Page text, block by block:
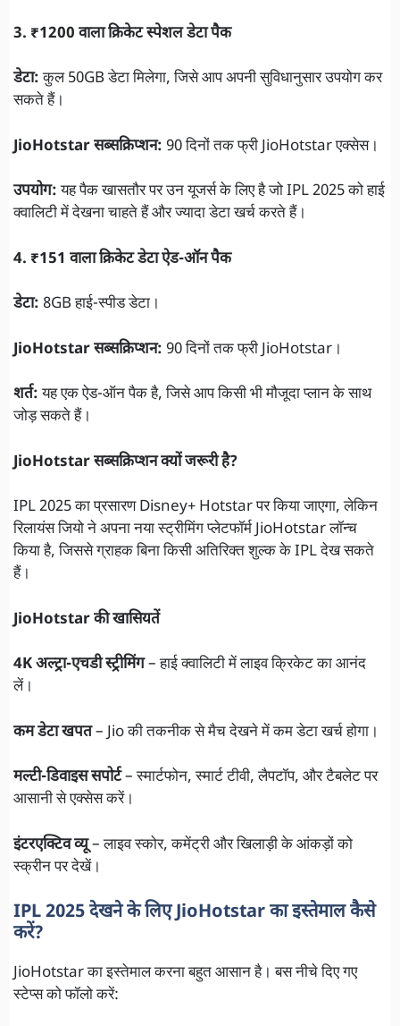
3. ₹1200 वाला क्रिकेट स्पेशल डेटा पैक
डेटा:कुल 50GB डेटा मिलेगा, जिसे आप अपनी सुविधानुसार उपयोग कर
सकते हैं।
JioHotstar सब्सक्रिप्शन: 90 दिनों तक फ्री JioHotstar एक्सेस।
उपयोग:यह पैक खासतौर पर उन यूजर्स के लिए है जो IPL 2025 को हाई
क्वालिटी में देखना चाहते हैं और ज्यादा डेटा खर्च करते हैं।
4. ₹151 वाला क्रिकेट डेटा ऐड-ऑन पैक
डेटा: 8GB हाई-स्पीड डेटा।
JioHotstar सब्सक्रिप्शन: 90 दिनों तक फ्री JioHotstar।
शर्त:यह एक ऐड-ऑन पैक है, जिसे आप किसी भी मौजूदा प्लान के साथ
जोड़ सकते हैं।
JioHotstar सब्सक्रिप्शन क्यों जरूरी है?
IPL 2025 का प्रसारण Disney+ Hotstar पर किया जाएगा, लेकिन
रिलायंस जियो ने अपना नया स्ट्रीमिंग प्लेटफॉर्म JioHotstar लॉन्च
किया है, जिससे ग्राहक बिना किसी अतिरिक्त शुल्क के IPL देख सकते
हैं।
JioHotstar की खासियतें
4K अल्ट्रा-एचडी स्ट्रीमिंग– हाई क्वालिटी में लाइव क्रिकेट का आनंद
लें।
कम डेटा खपत– Jio की तकनीक से मैच देखने में कम डेटा खर्च होगा।
मल्टी-डिवाइस सपोर्ट– स्मार्टफोन, स्मार्ट टीवी, लैपटॉप, और टैबलेट पर
आसानी से एक्सेस करें।
इंटरएक्टिव व्यू– लाइव स्कोर, कमेंट्री और खिलाड़ी के आंकड़ों को
स्क्रीन पर देखें।
IPL 2025 देखने के लिए JioHotstar का इस्तेमाल कैसे
करें?
JioHotstar का इस्तेमाल करना बहुत आसान है। बस नीचे दिए गए
स्टेप्स को फॉलो करें: